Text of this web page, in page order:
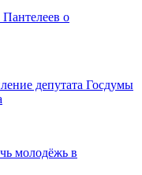
о
депутата Госдумы
молодёжь в